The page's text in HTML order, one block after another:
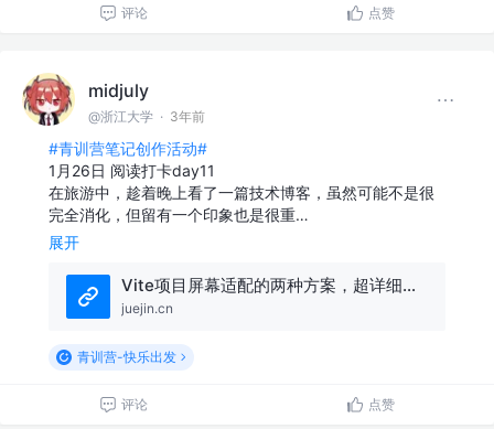
评论 点赞
midjuly
@浙江大学 · 3年前
#青训营笔记创作活动#
1月26日 阅读打卡day11
在旅游中，趁着晚上看了一篇技术博客，虽然可能不是很
完全消化，但留有一个印象也是很重…
展开
Vite项目屏幕适配的两种方案，超详细！ - 掘金
juejin.cn
青训营-快乐出发
评论 点赞